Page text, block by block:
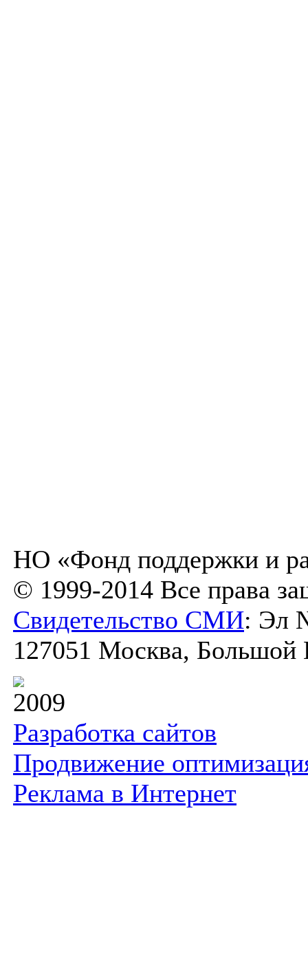
НО «Фонд поддержки и
© 1999-2014 Все права
Свидетельство СМИ: Эл
127051 Москва, Большой
2009
Разработка сайтов
Продвижение
Реклама в Интернет